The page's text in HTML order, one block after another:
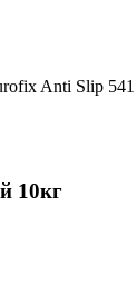
Anti Slip
10кг